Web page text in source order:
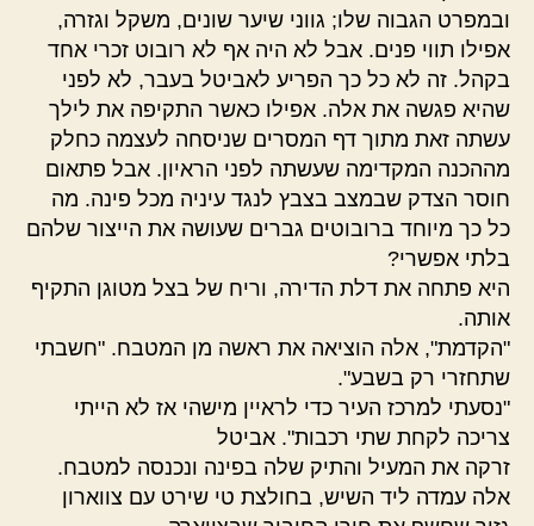
ובמפרט הגבוה שלו; גווני שיער שונים, משקל וגזרה,
אפילו תווי פנים. אבל לא היה אף לא רובוט זכרי אחד
בקהל. זה לא כל כך הפריע לאביטל בעבר, לא לפני
שהיא פגשה את אלה. אפילו כאשר התקיפה את לילך
עשתה זאת מתוך דף המסרים שניסחה לעצמה כחלק
מההכנה המקדימה שעשתה לפני הראיון. אבל פתאום
חוסר הצדק שבמצב בצבץ לנגד עיניה מכל פינה. מה
כל כך מיוחד ברובוטים גברים שעושה את הייצור שלהם
בלתי אפשרי?
היא פתחה את דלת הדירה, וריח של בצל מטוגן התקיף
אותה.
"הקדמת", אלה הוציאה את ראשה מן המטבח. "חשבתי
שתחזרי רק בשבע".
"נסעתי למרכז העיר כדי לראיין מישהי אז לא הייתי
צריכה לקחת שתי רכבות". אביטל
זרקה את המעיל והתיק שלה בפינה ונכנסה למטבח.
אלה עמדה ליד השיש, בחולצת טי שירט עם צווארון